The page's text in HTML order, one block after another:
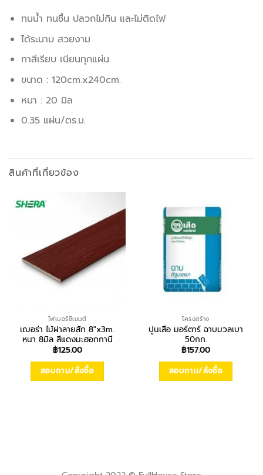
ทนน้ำ ทนชื้น ปลวกไม่กิน และไม่ติดไฟ
ได้ระนาบ สวยงาม
ทาสีเรียบ เนียนทุกแผ่น
ขนาด : 120cm.x240cm.
หนา : 20 มิล
0.35 แผ่น/ตร.ม.
สินค้าที่เกี่ยวข้อง
ไฟเบอร์ซีเมนต์
เฌอร่า ไม้ฝาลายสัก 8″x3m.
หนา 8มิล สีแดงมะฮอกกานี
฿125.00
สอบถาม/สั่งซื้อ
โครงสร้าง
ปูนเสือ มอร์ตาร์ ฉาบมวลเบา
50กก.
฿157.00
สอบถาม/สั่งซื้อ